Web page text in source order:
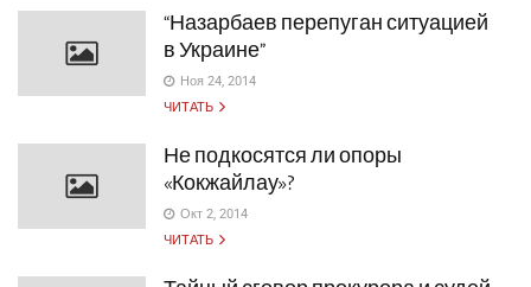
“Назарбаев перепуган ситуацией
в Украине”
Ноя 24, 2014
ЧИТАТЬ
Не подкосятся ли опоры
«Кокжайлау»?
Окт 2, 2014
ЧИТАТЬ